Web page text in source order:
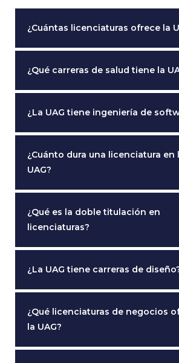
¿Cuántas licenciaturas ofrece la
¿Qué carreras de salud tiene la
¿La UAG tiene ingeniería de
¿Cuánto dura una licenciatura en
UAG?
¿Qué es la doble titulación en
licenciaturas?
¿La UAG tiene carreras de
¿Qué licenciaturas de negocios
la UAG?